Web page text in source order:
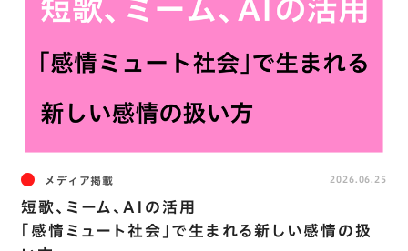
メディア掲載
短歌、ミーム、AIの活用
｢感情ミュート社会｣で生まれる新しい感情の扱
2026.06.25